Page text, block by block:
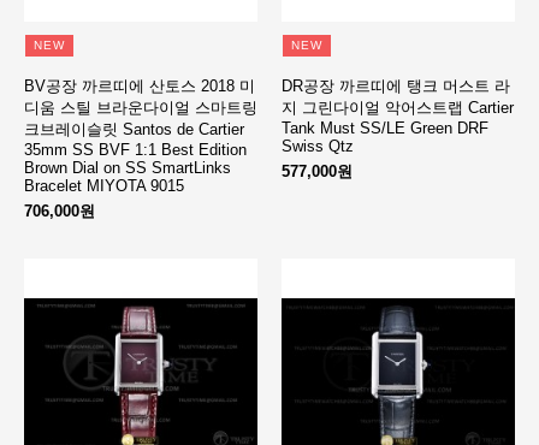
NEW
BV공장 까르띠에 산토스 2018 미
디움 스틸 브라운다이얼 스마트링
크브레이슬릿 Santos de Cartier
35mm SS BVF 1:1 Best Edition
Brown Dial on SS SmartLinks
Bracelet MIYOTA 9015
706,000원
NEW
DR공장 까르띠에 탱크 머스트 라
지 그린다이얼 악어스트랩 Cartier
Tank Must SS/LE Green DRF
Swiss Qtz
577,000원